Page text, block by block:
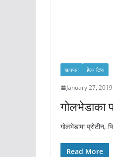
खानपान हेल्थ टिप्स
January 27, 2019
गोलभेडाका
गोलभेडामा प्रोटीन,
Read More